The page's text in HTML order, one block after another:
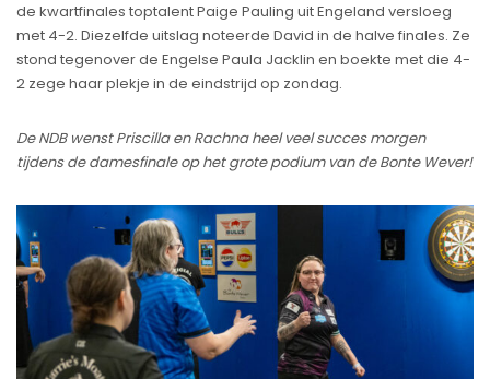
de kwartfinales toptalent Paige Pauling uit Engeland versloeg
met 4-2. Diezelfde uitslag noteerde David in de halve finales. Ze
stond tegenover de Engelse Paula Jacklin en boekte met die 4-
2 zege haar plekje in de eindstrijd op zondag.
De NDB wenst Priscilla en Rachna heel veel succes morgen
tijdens de damesfinale op het grote podium van de Bonte Wever!